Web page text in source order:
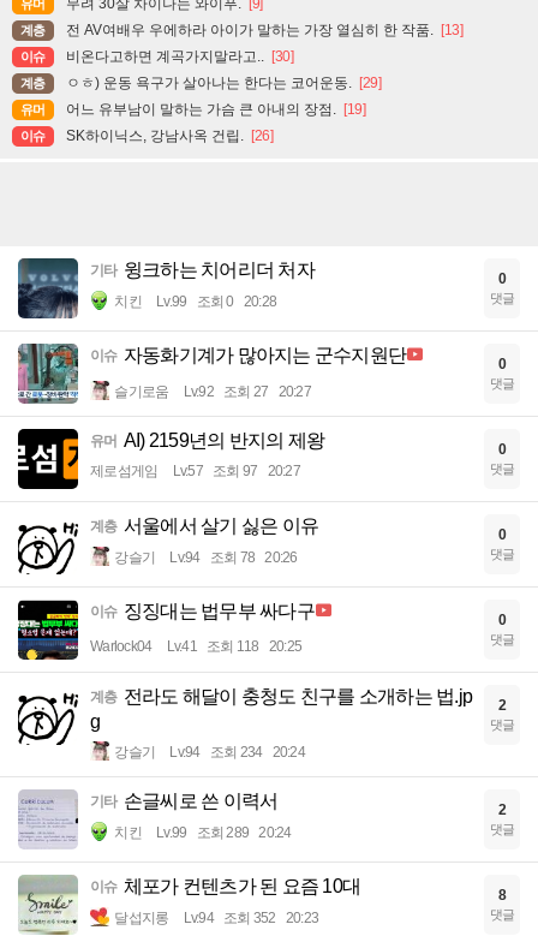
유머 무려 30살 차이나는 와이푸. [9]
계층 전 AV여배우 우에하라 아이가 말하는 가장 열심히 한 작품. [13]
이슈 비온다고하면 계곡가지말라고.. [30]
계층 ㅇㅎ) 운동 욕구가 살아나는 한다는 코어운동. [29]
유머 어느 유부남이 말하는 가슴 큰 아내의 장점. [19]
이슈 SK하이닉스, 강남사옥 건립. [26]
기타 윙크하는 치어리더 처자
치킨 Lv.99 조회 0 20:28
0
댓글
이슈 자동화기계가 많아지는 군수지원단
슬기로움 Lv.92 조회 27 20:27
0
댓글
유머 AI) 2159년의 반지의 제왕
제로섬게임 Lv.57 조회 97 20:27
0
댓글
계층 서울에서 살기 싫은 이유
강슬기 Lv.94 조회 78 20:26
0
댓글
이슈 징징대는 법무부 싸다구
Warlock04 Lv.41 조회 118 20:25
0
댓글
계층 전라도 해달이 충청도 친구를 소개하는 법.jp
g
강슬기 Lv.94 조회 234 20:24
2
댓글
기타 손글씨로 쓴 이력서
치킨 Lv.99 조회 289 20:24
2
댓글
이슈 체포가 컨텐츠가 된 요즘 10대
달섭지롱 Lv.94 조회 352 20:23
8
댓글